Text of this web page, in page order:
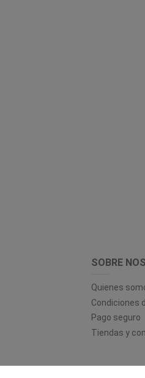
SOBRE
Quienes
Condiciones
Pago seguro
Tiendas y